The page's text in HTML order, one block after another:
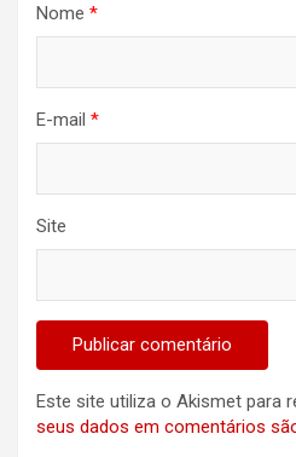
Nome *
E-mail *
Site
Este site utiliza o Akismet para
seus dados em comentários